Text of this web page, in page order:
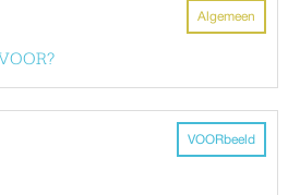
Algemeen
VOORbeeld